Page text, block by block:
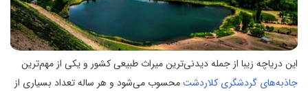
این دریاچه زیبا از جمله دیدنی‌ترین میراث طبیعی كشور و یکی از مهم‌ترین
جاذبه‌های گردشگری کلاردشتمحسوب می‌شود و هر ساله تعداد بسیاری از